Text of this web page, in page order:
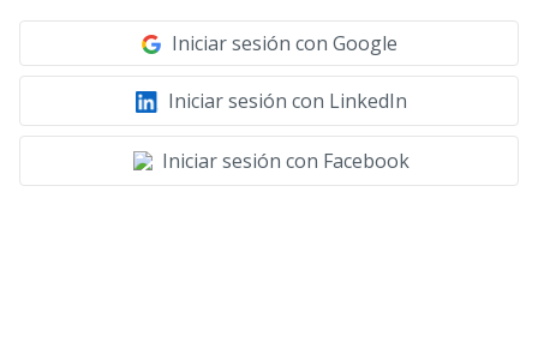
Iniciar sesión con Google
Iniciar sesión con LinkedIn
Iniciar sesión con Facebook